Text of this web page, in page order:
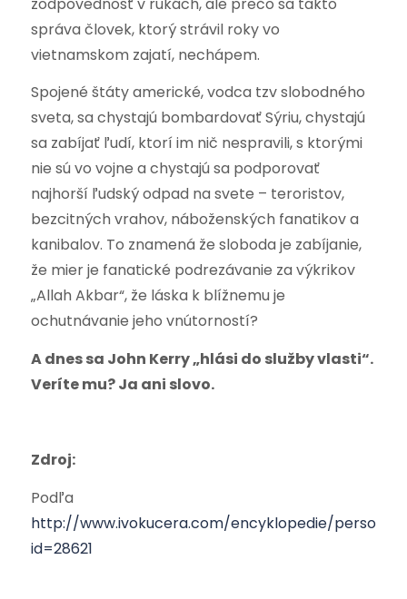
správa človek, ktorý strávil roky vo
vietnamskom zajatí, nechápem.
Spojené štáty americké, vodca tzv slobodného
sveta, sa chystajú bombardovať Sýriu, chystajú
sa zabíjať ľudí, ktorí im nič nespravili, s ktorými
nie sú vo vojne a chystajú sa podporovať
najhorší ľudský odpad na svete – teroristov,
bezcitných vrahov, náboženských fanatikov a
kanibalov. To znamená že sloboda je zabíjanie,
že mier je fanatické podrezávanie za výkrikov
„Allah Akbar“, že láska k blížnemu je
ochutnávanie jeho vnútorností?
A dnes sa John Kerry „hlási do služby vlasti“.
Veríte mu? Ja ani slovo.
Zdroj:
Podľa
http://www.ivokucera.com/encyklopedie/
id=28621